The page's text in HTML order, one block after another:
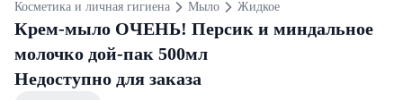
Косметика и личная гигиена Мыло Жидкое
Крем-мыло ОЧЕНЬ! Персик и миндальное
молочко дой-пак 500мл
Недоступно для заказа